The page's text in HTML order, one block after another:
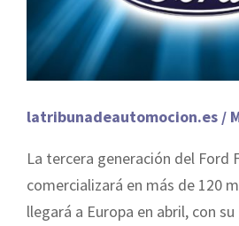
latribunadeautomocion.es /
La tercera generación del Ford
comercializará en más de 120
llegará a Europa en abril, con